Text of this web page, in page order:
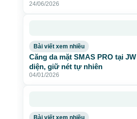
24/06/2026
Bài viết xem nhiều
Căng da mặt SMAS PRO tại
diện, giữ nét tự nhiên
04/01/2026
Bài viết xem nhiều